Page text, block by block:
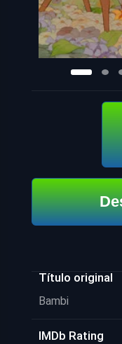
Título original
Bambi
IMDb Rating